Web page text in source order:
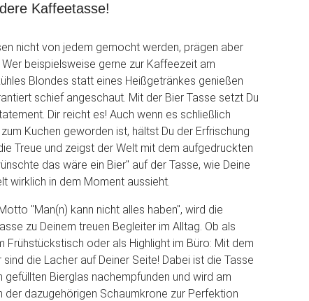
Kaffeetasse!
nicht von jedem gemocht werden, prägen aber
beispielsweise gerne zur Kaffeezeit am
Blondes statt eines Heißgetränkes genießen
schief angeschaut. Mit der Bier Tasse setzt Du
Dir reicht es! Auch wenn es schließlich
Kuchen geworden ist, hältst Du der Erfrischung
Treue und zeigst der Welt mit dem aufgedruckten
das wäre ein Bier" auf der Tasse, wie Deine
wirklich in dem Moment aussieht.
"Man(n) kann nicht alles haben", wird die
zu Deinem treuen Begleiter im Alltag. Ob als
Frühstückstisch oder als Highlight im Büro: Mit dem
die Lacher auf Deiner Seite! Dabei ist die Tasse
gefüllten Bierglas nachempfunden und wird am
der dazugehörigen Schaumkrone zur Perfektion